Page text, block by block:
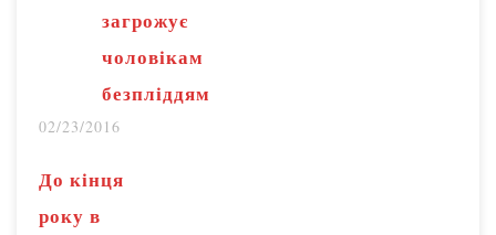
загрожує
чоловікам
безпліддям
02/23/2016
До кінця
року в